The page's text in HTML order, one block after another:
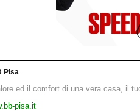
Pisa
ed il comfort di una vera casa, il
pisa.it